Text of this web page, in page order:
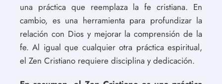
una práctica que reemplaza la fe cristiana. En
cambio, es una herramienta para profundizar la
relación con Dios y mejorar la comprensión de la
fe. Al igual que cualquier otra práctica espiritual,
el Zen Cristiano requiere disciplina y dedicación.